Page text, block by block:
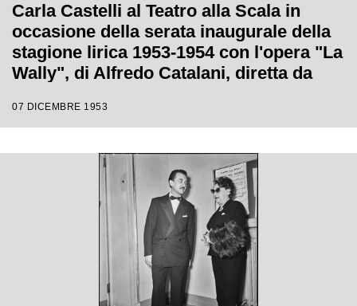
Carla Castelli al Teatro alla Scala in
occasione della serata inaugurale della
stagione lirica 1953-1954 con l'opera "La
Wally", di Alfredo Catalani, diretta da
Tatiana Pavlova
07 DICEMBRE 1953